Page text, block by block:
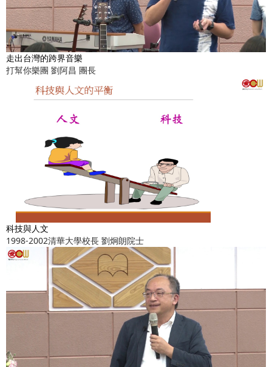
走出台灣的跨界音樂
打幫你樂團 劉阿昌 團長
科技與人文
1998-2002清華大學校長 劉炯朗院士